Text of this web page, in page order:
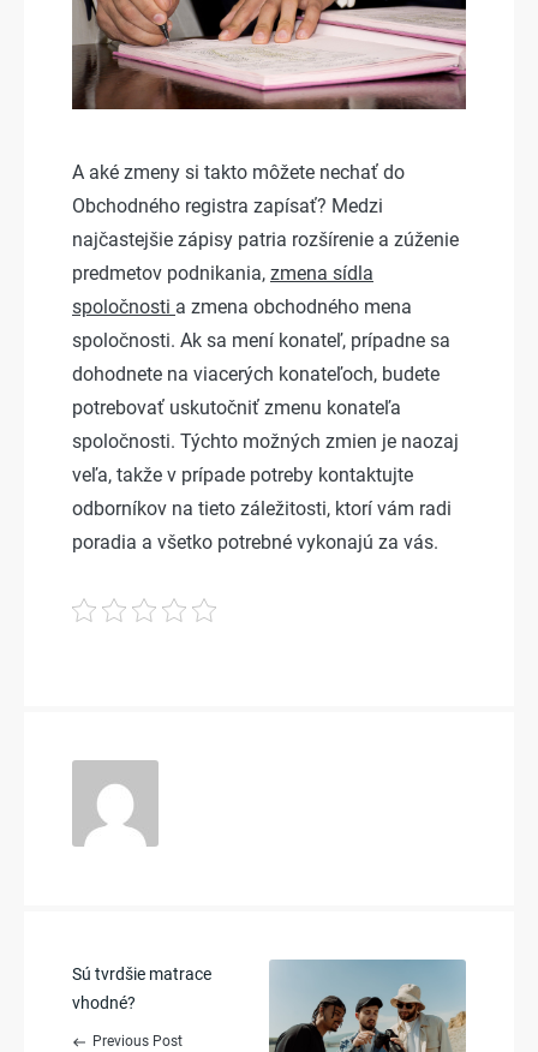
A aké zmeny si takto môžete nechať do
Obchodného registra zapísať? Medzi
najčastejšie zápisy patria rozšírenie a zúženie
predmetov podnikania, zmena sídla
spoločnosti a zmena obchodného mena
spoločnosti. Ak sa mení konateľ, prípadne sa
dohodnete na viacerých konateľoch, budete
potrebovať uskutočniť zmenu konateľa
spoločnosti. Týchto možných zmien je naozaj
veľa, takže v prípade potreby kontaktujte
odborníkov na tieto záležitosti, ktorí vám radi
poradia a všetko potrebné vykonajú za vás.
Post
Sú tvrdšie matrace
vhodné?
west Previous Post